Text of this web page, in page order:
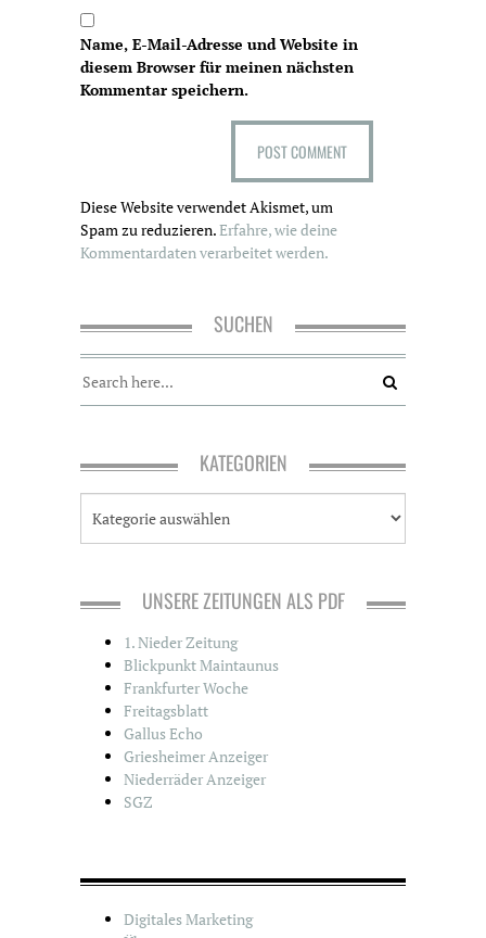
Name, E-Mail-Adresse und Website in
diesem Browser für meinen nächsten
Kommentar speichern.
Diese Website verwendet Akismet, um
Spam zu reduzieren.Erfahre, wie deine
Kommentardaten verarbeitet werden.
SUCHEN
KATEGORIEN
t
UNSERE ZEITUNGEN ALS PDF
1. Nieder Zeitung
Blickpunkt Maintaunus
Frankfurter Woche
Freitagsblatt
Gallus Echo
Griesheimer Anzeiger
Niederräder Anzeiger
SGZ
Digitales Marketing